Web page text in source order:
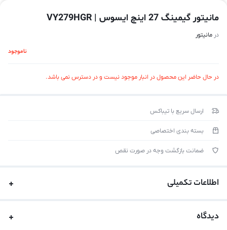
مانیتور گیمینگ 27 اینچ ایسوس | VY279HGR
در مانیتور
ناموجود
در حال حاضر این محصول در انبار موجود نیست و در دسترس نمی باشد.
ارسال سریع با تیباکس
بسته بندی اختصاصی
ضمانت بازگشت وجه در صورت نقص
اطلاعات تکمیلی
دیدگاه